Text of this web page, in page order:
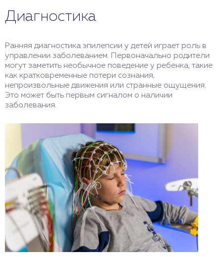
Диагностика
Ранняя диагностика эпилепсии у детей играет роль в
управлении заболеванием. Первоначально родители
могут заметить необычное поведение у ребенка, такие
как кратковременные потери сознания,
непроизвольные движения или странные ощущения.
Это может быть первым сигналом о наличии
заболевания.